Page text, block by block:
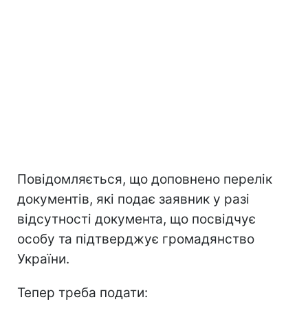
Повідомляється, що доповнено перелік
документів, які подає заявник у разі
відсутності документа, що посвідчує
особу та підтверджує громадянство
України.
Тепер треба подати: